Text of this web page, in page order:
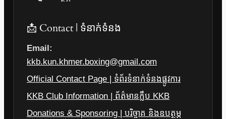
📩 Contact | ទំនាក់ទំនង
Email:
kkb.kun.khmer.boxing@gmail.com
Official Contact Page | ទំព័រទំនាក់ទំនងផ្លូវការ
KKB Club Information | ព័ត៌មានក្លឹប KKB
Donations & Sponsoring | បរិច្ចាគ និងឧបត្ថម្ភ